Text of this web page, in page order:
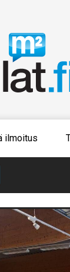
ilmoitus